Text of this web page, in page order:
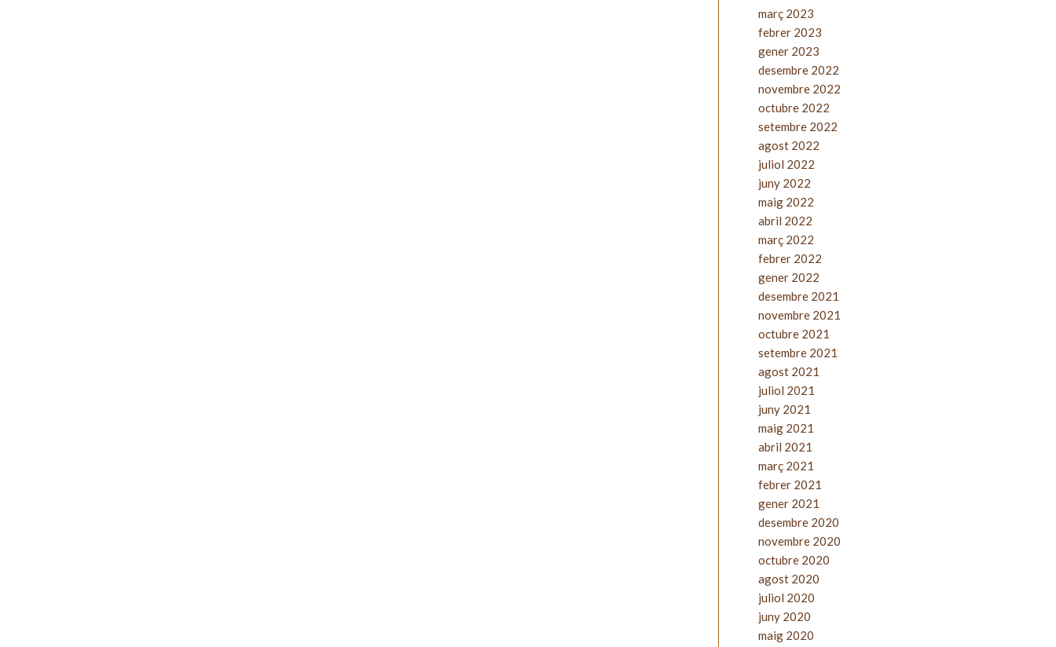
març 2023
febrer 2023
gener 2023
desembre 2022
novembre 2022
octubre 2022
setembre 2022
agost 2022
juliol 2022
juny 2022
maig 2022
abril 2022
març 2022
febrer 2022
gener 2022
desembre 2021
novembre 2021
octubre 2021
setembre 2021
agost 2021
juliol 2021
juny 2021
maig 2021
abril 2021
març 2021
febrer 2021
gener 2021
desembre 2020
novembre 2020
octubre 2020
agost 2020
juliol 2020
juny 2020
maig 2020